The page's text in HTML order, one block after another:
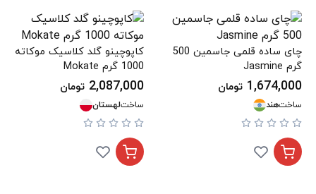
چای ساده قلمی جاسمین 500
گرم Jasmine
1,674,000 تومان
ساختهند
کاپوچینو گلد کلاسیک موکاته
1000 گرم Mokate
2,087,000 تومان
ساختلهستان